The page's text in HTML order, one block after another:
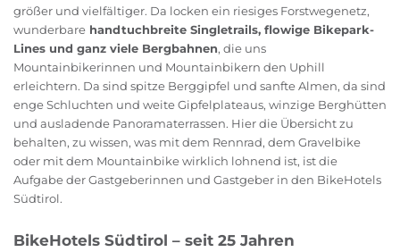
größer und vielfältiger. Da locken ein riesiges Forstwegenetz,
wunderbare handtuchbreite Singletrails, flowige Bikepark-
Lines und ganz viele Bergbahnen, die uns
Mountainbikerinnen und Mountainbikern den Uphill
erleichtern. Da sind spitze Berggipfel und sanfte Almen, da sind
enge Schluchten und weite Gipfelplateaus, winzige Berghütten
und ausladende Panoramaterrassen. Hier die Übersicht zu
behalten, zu wissen, was mit dem Rennrad, dem Gravelbike
oder mit dem Mountainbike wirklich lohnend ist, ist die
Aufgabe der Gastgeberinnen und Gastgeber in den BikeHotels
Südtirol.
BikeHotels Südtirol – seit 25 Jahren